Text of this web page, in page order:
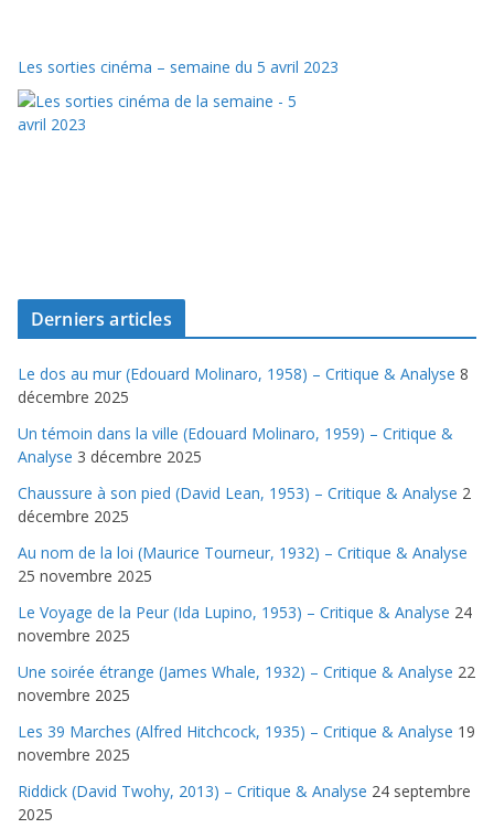
Les sorties cinéma – semaine du 5 avril 2023
Derniers articles
Le dos au mur (Edouard Molinaro, 1958) – Critique & Analyse 8
décembre 2025
Un témoin dans la ville (Edouard Molinaro, 1959) – Critique &
Analyse 3 décembre 2025
Chaussure à son pied (David Lean, 1953) – Critique & Analyse 2
décembre 2025
Au nom de la loi (Maurice Tourneur, 1932) – Critique & Analyse
25 novembre 2025
Le Voyage de la Peur (Ida Lupino, 1953) – Critique & Analyse 24
novembre 2025
Une soirée étrange (James Whale, 1932) – Critique & Analyse 22
novembre 2025
Les 39 Marches (Alfred Hitchcock, 1935) – Critique & Analyse 19
novembre 2025
Riddick (David Twohy, 2013) – Critique & Analyse 24 septembre
2025